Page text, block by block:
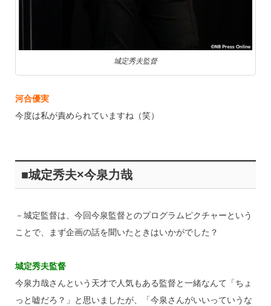
城定秀夫監督
河合優実
今度は私が責められていますね（笑）
■城定秀夫×今泉力哉
－城定監督は、今回今泉監督とのプログラムピクチャーという
ことで、まず企画の話を聞いたときはいかがでした？
城定秀夫監督
今泉力哉さんという天才で人気もある監督と一緒なんて「ちょ
っと嘘だろ？」と思いましたが、「今泉さんがいいっていうな